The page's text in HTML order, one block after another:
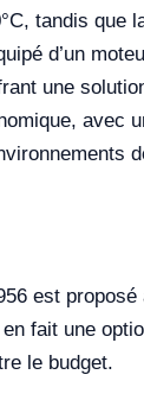
tandis
d’un
une
avec
est
fait une
le budget.